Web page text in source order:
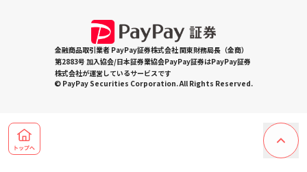
金融商品取引業者 PayPay証券株式会社 関東財務局長（金商）
第2883号 加入協会/日本証券業協会PayPay証券はPayPay証券
株式会社が運営しているサービスです
© PayPay Securities Corporation. All Rights Reserved.